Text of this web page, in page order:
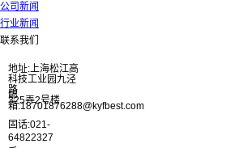
公司新闻
行业新闻
联系我们
地址:上海松江高
科技工业园九泾
路
325弄2号楼
邮
箱:18701876288@kyfbest.com
固话:021-
64822327